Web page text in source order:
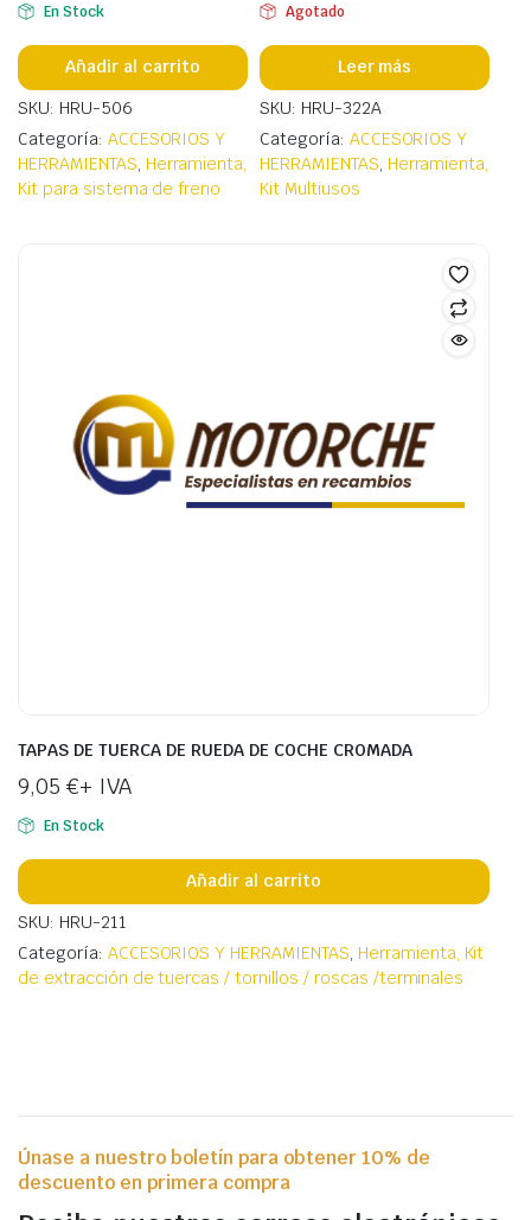
En Stock
Añadir al carrito
SKU: HRU-506
Categoría: ACCESORIOS Y
HERRAMIENTAS, Herramienta,
Kit para sistema de freno
Agotado
Leer más
SKU: HRU-322A
Categoría: ACCESORIOS Y
HERRAMIENTAS, Herramienta,
Kit Multiusos
TAPAS DE TUERCA DE RUEDA DE COCHE CROMADA
9,05 €+ IVA
En Stock
Añadir al carrito
SKU: HRU-211
Categoría: ACCESORIOS Y HERRAMIENTAS, Herramienta, Kit
de extracción de tuercas / tornillos / roscas /terminales
Únase a nuestro boletín para obtener 10% de
descuento en primera compra